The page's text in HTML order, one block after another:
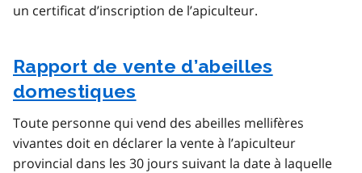
un certificat d’inscription de l’apiculteur.
Rapport de vente d’abeilles
domestiques
Toute personne qui vend des abeilles mellifères
vivantes doit en déclarer la vente à l’apiculteur
provincial dans les 30 jours suivant la date à laquelle